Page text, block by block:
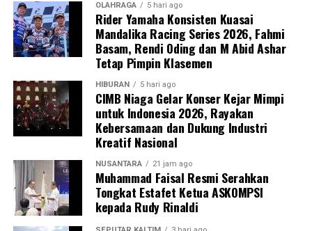
OLAHRAGA 5 hari ago
Rider Yamaha Konsisten Kuasai
Mandalika Racing Series 2026, Fahmi
Basam, Rendi Oding dan M Abid Ashar
Tetap Pimpin Klasemen
HIBURAN 5 hari ago
CIMB Niaga Gelar Konser Kejar Mimpi
untuk Indonesia 2026, Rayakan
Kebersamaan dan Dukung Industri
Kreatif Nasional
NUSANTARA 21 jam ago
Muhammad Faisal Resmi Serahkan
Tongkat Estafet Ketua ASKOMPSI
kepada Rudy Rinaldi